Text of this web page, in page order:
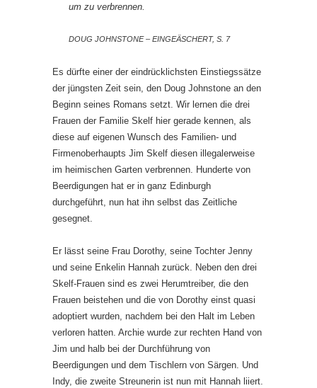
um zu verbrennen.
DOUG JOHNSTONE – EINGEÄSCHERT, S. 7
Es dürfte einer der eindrücklichsten Einstiegssätze
der jüngsten Zeit sein, den Doug Johnstone an den
Beginn seines Romans setzt. Wir lernen die drei
Frauen der Familie Skelf hier gerade kennen, als
diese auf eigenen Wunsch des Familien- und
Firmenoberhaupts Jim Skelf diesen illegalerweise
im heimischen Garten verbrennen. Hunderte von
Beerdigungen hat er in ganz Edinburgh
durchgeführt, nun hat ihn selbst das Zeitliche
gesegnet.
Er lässt seine Frau Dorothy, seine Tochter Jenny
und seine Enkelin Hannah zurück. Neben den drei
Skelf-Frauen sind es zwei Herumtreiber, die den
Frauen beistehen und die von Dorothy einst quasi
adoptiert wurden, nachdem bei den Halt im Leben
verloren hatten. Archie wurde zur rechten Hand von
Jim und halb bei der Durchführung von
Beerdigungen und dem Tischlern von Särgen. Und
Indy, die zweite Streunerin ist nun mit Hannah liiert.